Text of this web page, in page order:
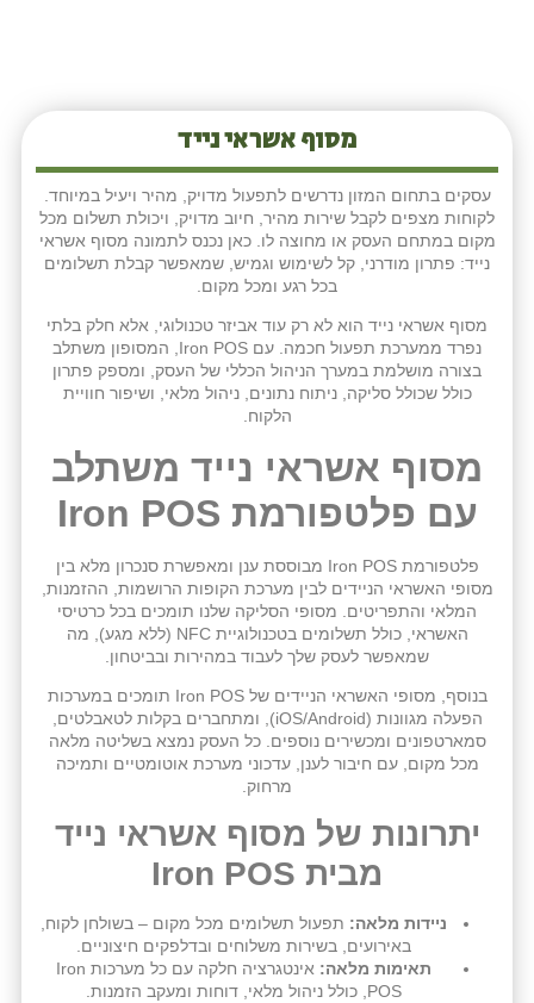
מסוף אשראי נייד
עסקים בתחום המזון נדרשים לתפעול מדויק, מהיר ויעיל במיוחד.
לקוחות מצפים לקבל שירות מהיר, חיוב מדויק, ויכולת תשלום מכל
מקום במתחם העסק או מחוצה לו. כאן נכנס לתמונה מסוף אשראי
נייד: פתרון מודרני, קל לשימוש וגמיש, שמאפשר קבלת תשלומים
בכל רגע ומכל מקום.
מסוף אשראי נייד הוא לא רק עוד אביזר טכנולוגי, אלא חלק בלתי
נפרד ממערכת תפעול חכמה. עם Iron POS, המסופון משתלב
בצורה מושלמת במערך הניהול הכללי של העסק, ומספק פתרון
כולל שכולל סליקה, ניתוח נתונים, ניהול מלאי, ושיפור חוויית
הלקוח.
מסוף אשראי נייד משתלב
עם פלטפורמת Iron POS
פלטפורמת Iron POS מבוססת ענן ומאפשרת סנכרון מלא בין
מסופי האשראי הניידים לבין מערכת הקופות הרושמות, ההזמנות,
המלאי והתפריטים. מסופי הסליקה שלנו תומכים בכל כרטיסי
האשראי, כולל תשלומים בטכנולוגיית NFC (ללא מגע), מה
שמאפשר לעסק שלך לעבוד במהירות ובביטחון.
בנוסף, מסופי האשראי הניידים של Iron POS תומכים במערכות
הפעלה מגוונות (iOS/Android), ומתחברים בקלות לטאבלטים,
סמארטפונים ומכשירים נוספים. כל העסק נמצא בשליטה מלאה
מכל מקום, עם חיבור לענן, עדכוני מערכת אוטומטיים ותמיכה
מרחוק.
יתרונות של מסוף אשראי נייד
מבית Iron POS
ניידות מלאה: תפעול תשלומים מכל מקום – בשולחן לקוח,
באירועים, בשירות משלוחים ובדלפקים חיצוניים.
תאימות מלאה:
אינטגרציה חלקה עם כל מערכות Iron
POS, כולל ניהול מלאי, דוחות ומעקב הזמנות.